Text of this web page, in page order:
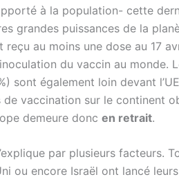
à la population- cette
grandes puissances de la
reçu au moins une dose au 17
du vaccin au monde.
sont également loin devant
de vaccination sur le continent
demeure donc en retrait.
par plusieurs facteurs.
ou encore Israël ont lancé